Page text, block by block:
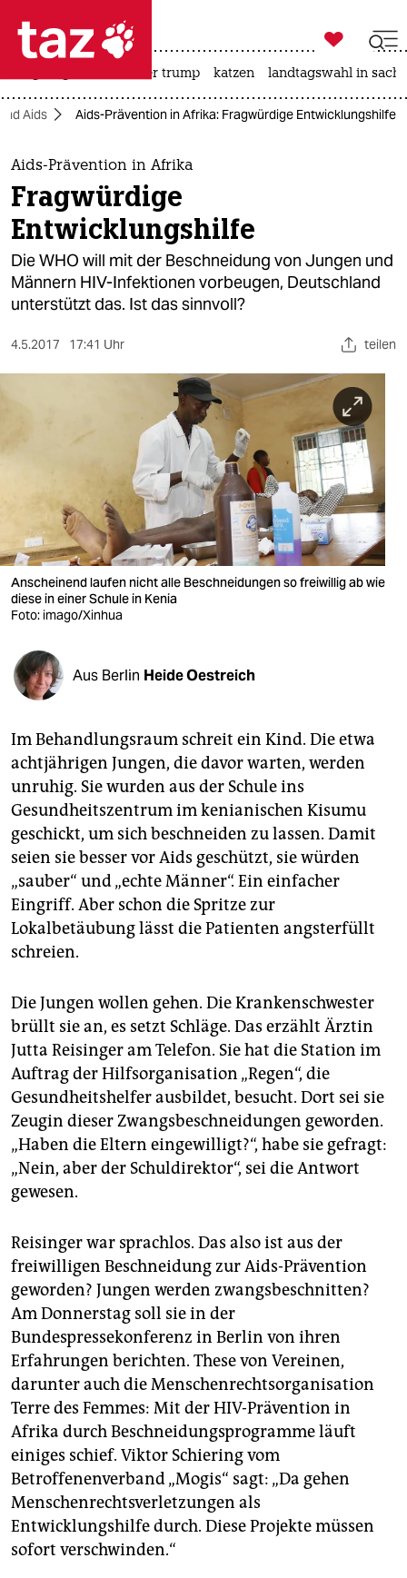
 taz zahl ich
taz zahl ich
themen
politik
öko
gesellschaft
sport
berlin
nord
wahrheit
verlag
verlag
veranstaltungen
fragen & hilfe
abo
genossenschaft
epaper login

taz zahl ich
usa unter trump katzen landtagswahl in
Aids Aids-Prävention in Afrika: Fragwürdige Entwicklungshilfe
Aids-Prävention in Afrika
Fragwürdige
Entwicklungshilfe
Die WHO will mit der Beschneidung von Jungen und
Männern HIV-Infektionen vorbeugen, Deutschland
unterstützt das. Ist das sinnvoll?
4.5.2017 17:41 Uhr teilen
Anscheinend laufen nicht alle Beschneidungen so freiwillig ab wie
diese in einer Schule in Kenia
Foto: imago/Xinhua
Aus Berlin Heide Oestreich
Im Behandlungsraum schreit ein Kind. Die etwa
achtjährigen Jungen, die davor warten, werden
unruhig. Sie wurden aus der Schule ins
Gesundheitszentrum im kenianischen Kisumu
geschickt, um sich beschneiden zu lassen. Damit
seien sie besser vor Aids geschützt, sie würden
„sauber“ und „echte Männer“. Ein einfacher
Eingriff. Aber schon die Spritze zur
Lokalbetäubung lässt die Patienten angsterfüllt
schreien.
Die Jungen wollen gehen. Die Krankenschwester
brüllt sie an, es setzt Schläge. Das erzählt Ärztin
Jutta Reisinger am Telefon. Sie hat die Station im
Auftrag der Hilfsorganisation „Regen“, die
Gesundheitshelfer ausbildet, besucht. Dort sei sie
Zeugin dieser Zwangsbeschneidungen geworden.
„Haben die Eltern eingewilligt?“, habe sie gefragt:
„Nein, aber der Schuldirektor“, sei die Antwort
gewesen.
Reisinger war sprachlos. Das also ist aus der
freiwilligen Beschneidung zur Aids-Prävention
geworden? Jungen werden zwangsbeschnitten?
Am Donnerstag soll sie in der
Bundespressekonferenz in Berlin von ihren
Erfahrungen berichten. These von Vereinen,
darunter auch die Menschenrechtsorganisation
Terre des Femmes: Mit der HIV-Prävention in
Afrika durch Beschneidungsprogramme läuft
einiges schief. Viktor Schiering vom
Betroffenenverband „Mogis“ sagt: „Da gehen
Menschenrechtsverletzungen als
Entwicklungshilfe durch. Diese Projekte müssen
sofort verschwinden.“